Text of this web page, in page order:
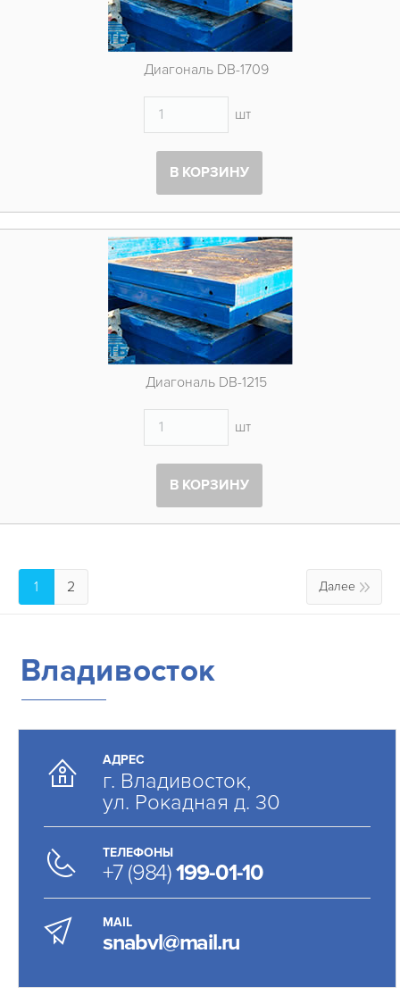
Диагональ DB-1709
шт
В КОРЗИНУ
Диагональ DB-1215
шт
В КОРЗИНУ
1 2 Далее
Владивосток
АДРЕС
г. Владивосток,
ул. Рокадная д. 30
ТЕЛЕФОНЫ
+7 (984)199-01-10
MAIL
snabvl@mail.ru